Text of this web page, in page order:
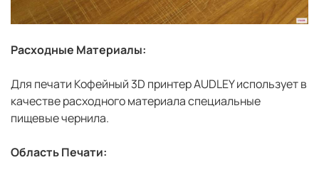
Расходные Материалы:
Для печати Кофейный 3D принтер AUDLEY использует в
качестве расходного материала специальные
пищевые чернила.
Область Печати: